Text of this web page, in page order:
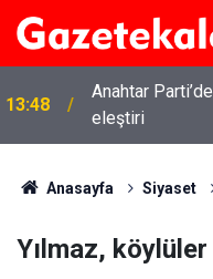
Anahtar
eleştiri
13:07
Kırıkkale’de
artırıldı
Anasayfa Siyaset
Yılmaz,